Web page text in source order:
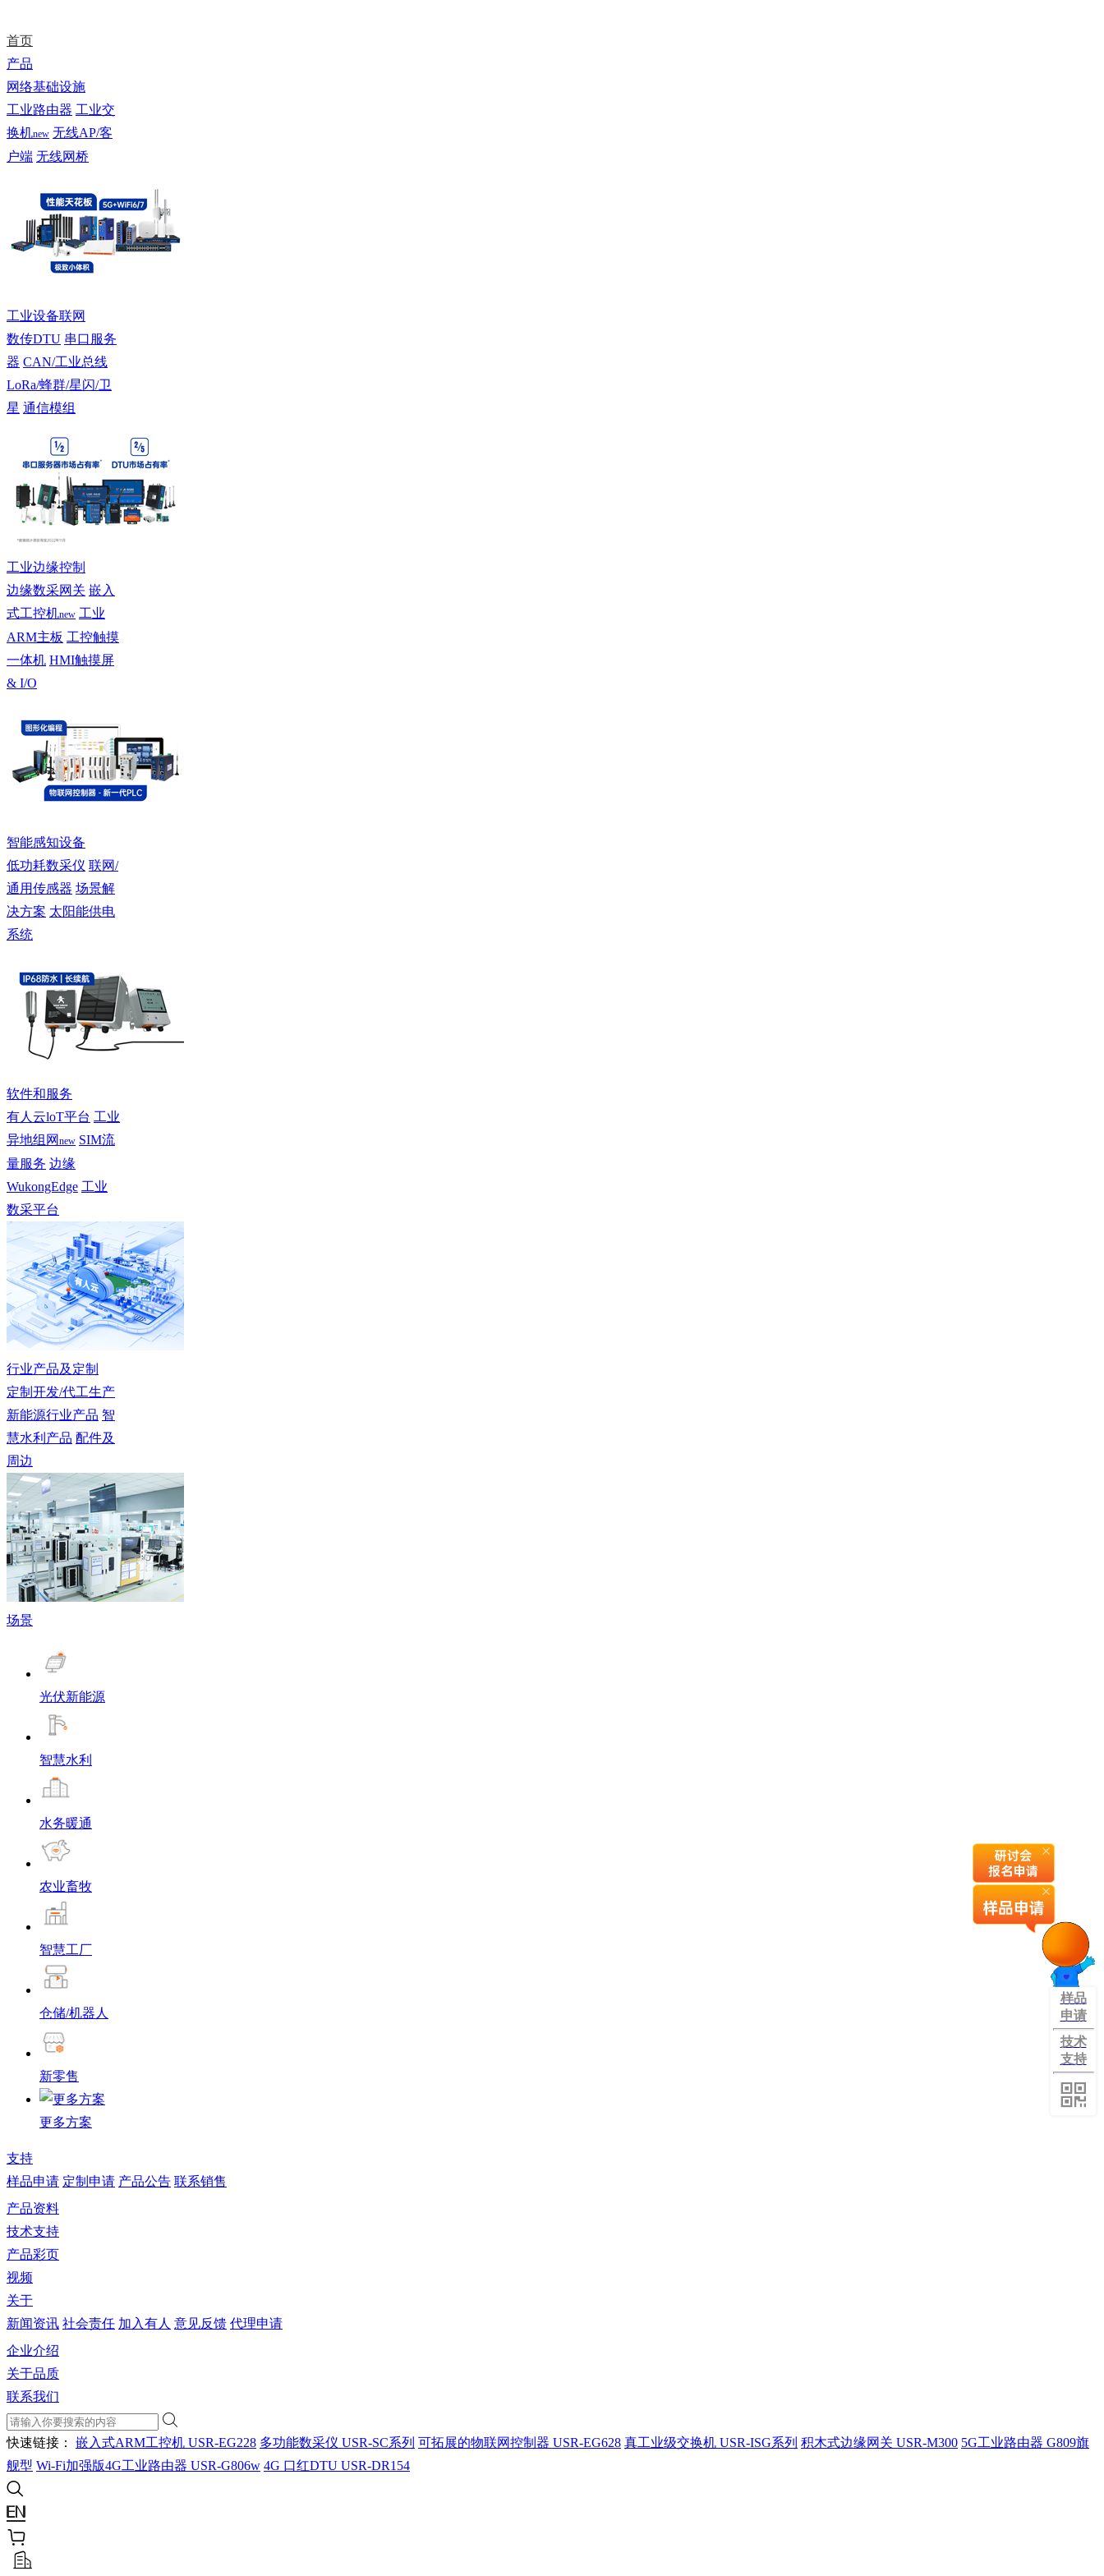
首页
产品
网络基础设施
工业路由器 工业交
换机new 无线AP/客
户端 无线网桥
工业设备联网
数传DTU 串口服务
器 CAN/工业总线
LoRa/蜂群/星闪/卫
星 通信模组
工业边缘控制
边缘数采网关 嵌入
式工控机new 工业
ARM主板 工控触摸
一体机 HMI触摸屏
& I/O
智能感知设备
低功耗数采仪 联网/
通用传感器 场景解
决方案 太阳能供电
系统
软件和服务
有人云loT平台 工业
异地组网 new SIM流
量服务 边缘
WukongEdge 工业
数采平台
行业产品及定制
定制开发/代工生产
新能源行业产品 智
慧水利产品 配件及
周边
场景
光伏新能源
智慧水利
水务暖通
农业畜牧
智慧工厂
仓储/机器人
新零售
更多方案
支持
样品申请 定制申请 产品公告 联系销售
产品资料
技术支持
产品彩页
视频
关于
新闻资讯 社会责任 加入有人 意见反馈 代理申请
企业介绍
关于品质
联系我们
快速链接： 嵌入式ARM工控机 USR-EG228 多功能数采仪 USR-SC系列 可拓展的物联网控制器 USR-EG628 真工业级交换机 USR-ISG系列 积木式边缘网关 USR-M300 5G工业路由器 G809旗
舰型 Wi-Fi加强版4G工业路由器 USR-G806w 4G 口红DTU USR-DR154
样品
申请
技术
支持